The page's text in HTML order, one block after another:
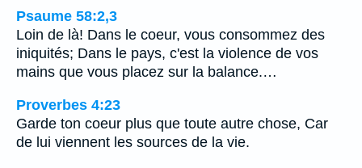
Psaume 58:2,3
Loin de là! Dans le coeur, vous consommez des
iniquités; Dans le pays, c'est la violence de vos
mains que vous placez sur la balance.…
Proverbes 4:23
Garde ton coeur plus que toute autre chose, Car
de lui viennent les sources de la vie.